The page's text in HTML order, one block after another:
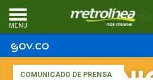
MENU
COMUNICADO DE PRENSA
Comentarios